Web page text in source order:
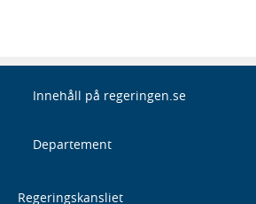
Innehåll på regeringen.se
Departement
Regeringskansliet